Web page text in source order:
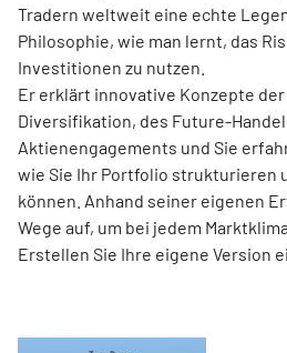
Tradern weltweit eine echte
Philosophie, wie man lernt, das
Investitionen zu nutzen.
Er erklärt innovative Konzepte
Diversifikation, des Future-
Aktienengagements und Sie
wie Sie Ihr Portfolio strukturieren
können. Anhand seiner eigenen
Wege auf, um bei jedem
Erstellen Sie Ihre eigene Version